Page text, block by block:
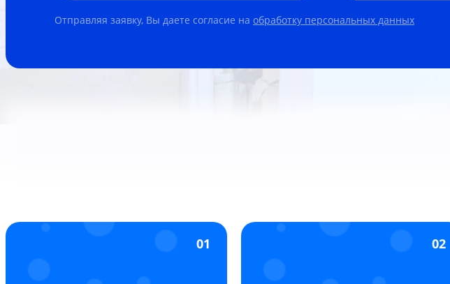
Отправляя заявку, Вы даете согласие на обработку персональных данных
01 02